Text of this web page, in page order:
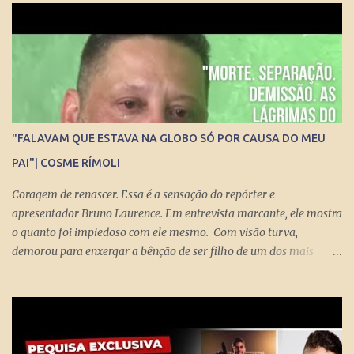
essa democracia funcione bem.
"FALAVAM QUE ESTAVA NA GLOBO SÓ POR CAUSA DO MEU
PAI"| COSME RÍMOLI
Coragem de renascer. Essa é a sensação do repórter e
apresentador Bruno Laurence. Em entrevista marcante, ele mostra
o quanto foi impiedoso com ele mesmo. Com visão turva,
demorou para enxergar a bênção de ser filho de um dos mais
Grandes Momentos do Esporte e Cartão Verde, entre inúmeros
feitos. Bruno queria fugir da comparação. Tentou ser jogador de